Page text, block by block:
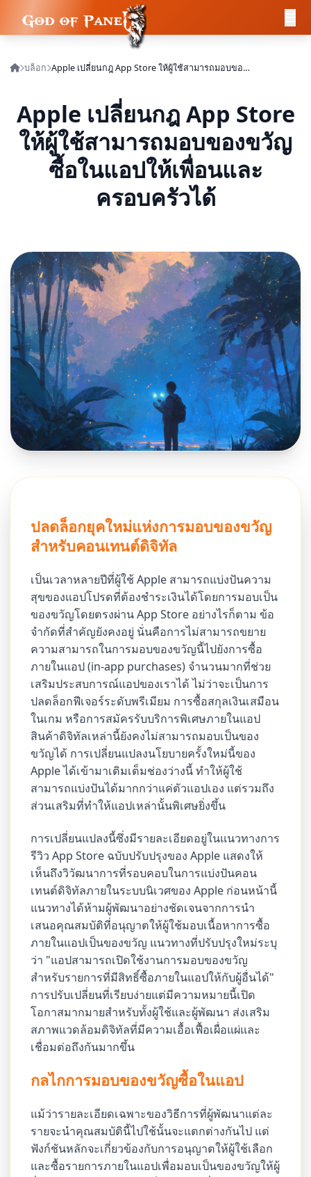
บล็อก Apple เปลี่ยนกฎ App Store ให้ผู้ใช้สามารถมอบของขวัญซื้อในแอปให้เพื่อนและครอบครัวได้
Apple เปลี่ยนกฎ App Store
ให้ผู้ใช้สามารถมอบของขวัญ
ซื้อในแอปให้เพื่อนและ
ครอบครัวได้
ปลดล็อกยุคใหม่แห่งการมอบของขวัญ
สำหรับคอนเทนต์ดิจิทัล
เป็นเวลาหลายปีที่ผู้ใช้ Apple สามารถแบ่งปันความ
สุขของแอปโปรดที่ต้องชำระเงินได้โดยการมอบเป็น
ของขวัญโดยตรงผ่าน App Store อย่างไรก็ตาม ข้อ
จำกัดที่สำคัญยังคงอยู่ นั่นคือการไม่สามารถขยาย
ความสามารถในการมอบของขวัญนี้ไปยังการซื้อ
ภายในแอป (in-app purchases) จำนวนมากที่ช่วย
เสริมประสบการณ์แอปของเราได้ ไม่ว่าจะเป็นการ
ปลดล็อกฟีเจอร์ระดับพรีเมียม การซื้อสกุลเงินเสมือน
ในเกม หรือการสมัครรับบริการพิเศษภายในแอป
สินค้าดิจิทัลเหล่านี้ยังคงไม่สามารถมอบเป็นของ
ขวัญได้ การเปลี่ยนแปลงนโยบายครั้งใหม่นี้ของ
Apple ได้เข้ามาเติมเต็มช่องว่างนี้ ทำให้ผู้ใช้
สามารถแบ่งปันได้มากกว่าแค่ตัวแอปเอง แต่รวมถึง
ส่วนเสริมที่ทำให้แอปเหล่านั้นพิเศษยิ่งขึ้น
การเปลี่ยนแปลงนี้ซึ่งมีรายละเอียดอยู่ในแนวทางการ
รีวิว App Store ฉบับปรับปรุงของ Apple แสดงให้
เห็นถึงวิวัฒนาการที่รอบคอบในการแบ่งปันคอน
เทนต์ดิจิทัลภายในระบบนิเวศของ Apple ก่อนหน้านี้
แนวทางได้ห้ามผู้พัฒนาอย่างชัดเจนจากการนำ
เสนอคุณสมบัติที่อนุญาตให้ผู้ใช้มอบเนื้อหาการซื้อ
ภายในแอปเป็นของขวัญ แนวทางที่ปรับปรุงใหม่ระบุ
ว่า "แอปสามารถเปิดใช้งานการมอบของขวัญ
สำหรับรายการที่มีสิทธิ์ซื้อภายในแอปให้กับผู้อื่นได้"
การปรับเปลี่ยนที่เรียบง่ายแต่มีความหมายนี้เปิด
โอกาสมากมายสำหรับทั้งผู้ใช้และผู้พัฒนา ส่งเสริม
สภาพแวดล้อมดิจิทัลที่มีความเอื้อเฟื้อเผื่อแผ่และ
เชื่อมต่อถึงกันมากขึ้น
กลไกการมอบของขวัญซื้อในแอป
แม้ว่ารายละเอียดเฉพาะของวิธีการที่ผู้พัฒนาแต่ละ
รายจะนำคุณสมบัตินี้ไปใช้นั้นจะแตกต่างกันไป แต่
ฟังก์ชันหลักจะเกี่ยวข้องกับการอนุญาตให้ผู้ใช้เลือก
และซื้อรายการภายในแอปเพื่อมอบเป็นของขวัญให้ผู้